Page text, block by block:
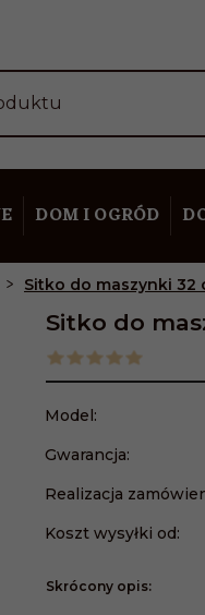
DOM I OGRÓD
Sitko do maszynki 32
Sitko do
Model:
Gwarancja:
Realizacja
Koszt wysyłki od:
Skrócony opis: